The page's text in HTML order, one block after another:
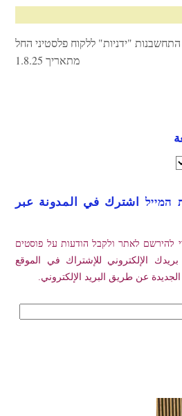
"ידניות" ללקוח פלסטיני החל
מתאריך 1.8.25
המייל اشترك في المدونة عبر
להירשם לאתר ולקבל הודעות על פוסטים
الإلكتروني للإشتراك في الموقع
عن طريق البريد الإلكتروني.